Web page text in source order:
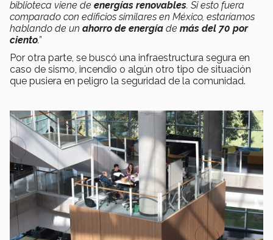
biblioteca viene de energías renovables. Si esto fuera
comparado con edificios similares en México, estaríamos
hablando de un ahorro de energía de más del 70 por
ciento.”
Por otra parte, se buscó una infraestructura segura en
caso de sismo, incendio o algún otro tipo de situación
que pusiera en peligro la seguridad de la comunidad.